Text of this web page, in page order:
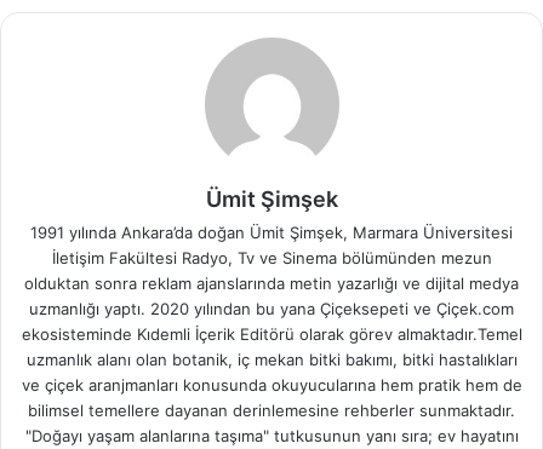
Ümit Şimşek
1991 yılında Ankara’da doğan Ümit Şimşek, Marmara Üniversitesi
İletişim Fakültesi Radyo, Tv ve Sinema bölümünden mezun
olduktan sonra reklam ajanslarında metin yazarlığı ve dijital medya
uzmanlığı yaptı. 2020 yılından bu yana Çiçeksepeti ve Çiçek.com
ekosisteminde Kıdemli İçerik Editörü olarak görev almaktadır.Temel
uzmanlık alanı olan botanik, iç mekan bitki bakımı, bitki hastalıkları
ve çiçek aranjmanları konusunda okuyucularına hem pratik hem de
bilimsel temellere dayanan derinlemesine rehberler sunmaktadır.
"Doğayı yaşam alanlarına taşıma" tutkusunun yanı sıra; ev hayatını